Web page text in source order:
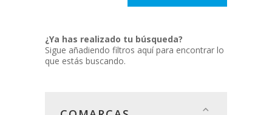
¿Ya has realizado tu búsqueda?
Sigue añadiendo filtros aquí para encontrar lo
que estás buscando.